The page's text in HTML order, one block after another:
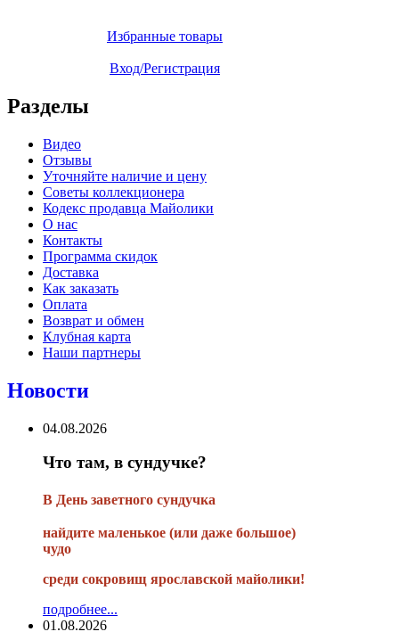
Избранные товары
Вход/Регистрация
Разделы
Видео
Отзывы
Уточняйте наличие и цену
Советы коллекционера
Кодекс продавца Майолики
О нас
Контакты
Программа скидок
Доставка
Как заказать
Оплата
Возврат и обмен
Клубная карта
Наши партнеры
Новости
04.08.2026
Что там, в сундучке?
В День заветного сундучка
найдите маленькое (или даже большое)
чудо
среди сокровищ ярославской майолики!
подробнее...
01.08.2026